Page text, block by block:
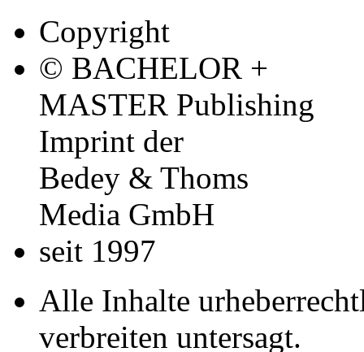
Copyright
© BACHELOR +
MASTER Publishing
Imprint der
Bedey & Thoms
Media GmbH
seit 1997
Alle Inhalte
verbreiten untersagt.